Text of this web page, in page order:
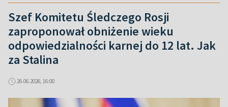
Szef Komitetu Śledczego Rosji
zaproponował obniżenie wieku
odpowiedzialności karnej do 12 lat. Jak
za Stalina
26.06.2026, 16:00